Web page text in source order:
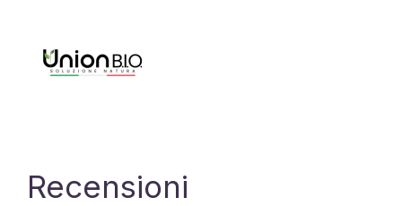
Recensioni